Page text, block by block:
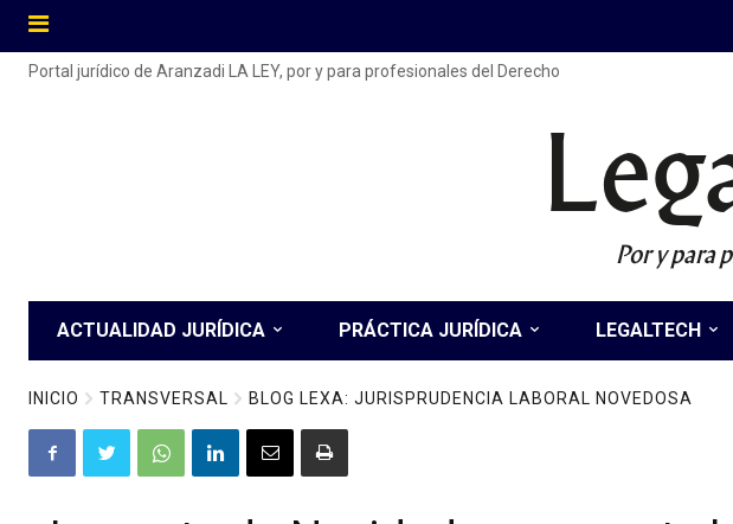
Portal jurídico de Aranzadi LA LEY, por y para profesionales del Derecho
Por y para
ACTUALIDAD JURÍDICA PRÁCTICA JURÍDICA LEGALTECH
INICIO TRANSVERSAL BLOG LEXA: JURISPRUDENCIA LABORAL NOVEDOSA